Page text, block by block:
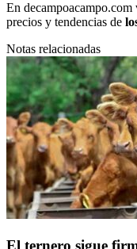
En decampoacampo.com
precios y tendencias de
Notas relacionadas
El ternero sigue